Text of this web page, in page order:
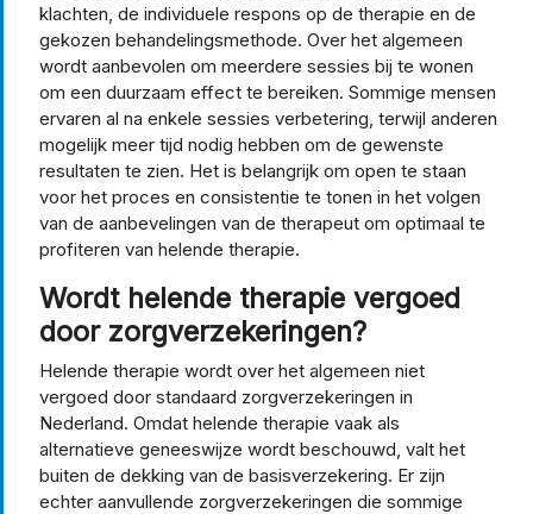
klachten, de individuele respons op de therapie en de
gekozen behandelingsmethode. Over het algemeen
wordt aanbevolen om meerdere sessies bij te wonen
om een duurzaam effect te bereiken. Sommige mensen
ervaren al na enkele sessies verbetering, terwijl anderen
mogelijk meer tijd nodig hebben om de gewenste
resultaten te zien. Het is belangrijk om open te staan
voor het proces en consistentie te tonen in het volgen
van de aanbevelingen van de therapeut om optimaal te
profiteren van helende therapie.
Wordt helende therapie vergoed
door zorgverzekeringen?
Helende therapie wordt over het algemeen niet
vergoed door standaard zorgverzekeringen in
Nederland. Omdat helende therapie vaak als
alternatieve geneeswijze wordt beschouwd, valt het
buiten de dekking van de basisverzekering. Er zijn
echter aanvullende zorgverzekeringen die sommige